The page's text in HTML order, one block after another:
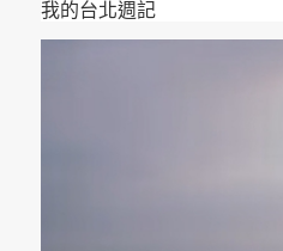
我的台北週記